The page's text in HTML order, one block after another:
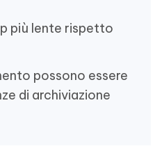
più lente rispetto
possono essere
di archiviazione